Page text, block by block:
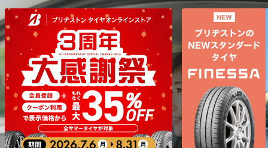
タイヤ＆ホイール通販 |